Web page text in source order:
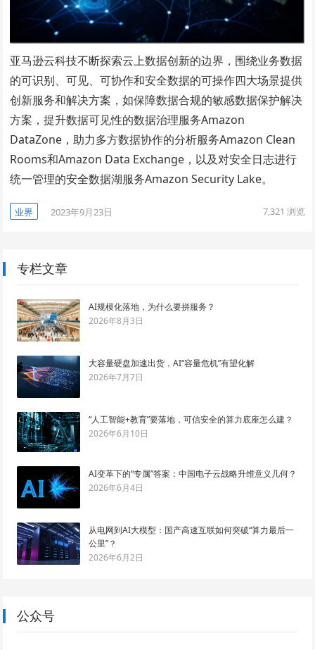
亚马逊云科技不断探索云上数据创新的边界，围绕业务数据
的可识别、可见、可协作和安全数据的可操作四大场景提供
创新服务和解决方案，如保障数据合规的敏感数据保护解决
方案，提升数据可见性的数据治理服务Amazon
DataZone，助力多方数据协作的分析服务Amazon Clean
Rooms和Amazon Data Exchange，以及对安全日志进行
统一管理的安全数据湖服务Amazon Security Lake。
业界 2023年9月23日 7,321 浏览
专栏文章
AI规模化落地，为什么要拼服务？
2026年8月3日
大容量硬盘加速出货，AI“容量危机”有望化解
2026年7月7日
“人工智能+教育”要落地，可信安全的算力底座怎么建？
2026年6月10日
AI变革下的“专属”答案：中国电子云战略升维意义几何？
2026年6月4日
从电网到AI大模型：国产高速互联如何突破“算力最后一
公里”？
2026年6月2日
公众号